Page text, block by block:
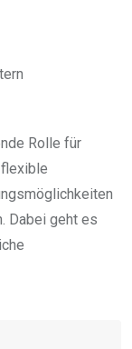
Rolle für
Dabei geht es